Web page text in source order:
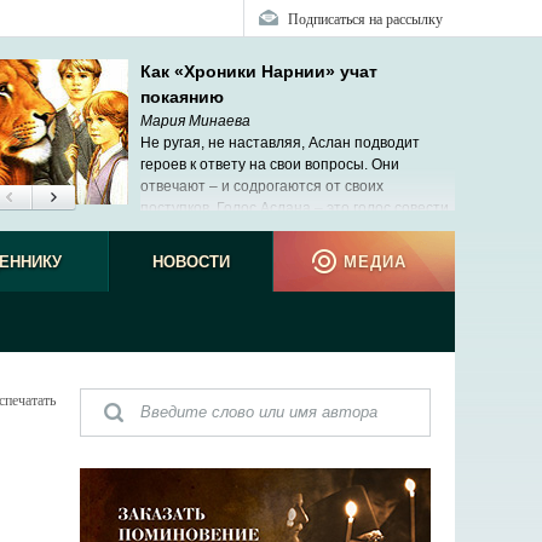
Подписаться на рассылку
Как «Хроники Нарнии» учат
покаянию
Мария Минаева
Не ругая, не наставляя, Аслан подводит
героев к ответу на свои вопросы. Они
отвечают – и содрогаются от своих
поступков. Голос Аслана – это голос совести.
НОВОСТИ МЕДИА